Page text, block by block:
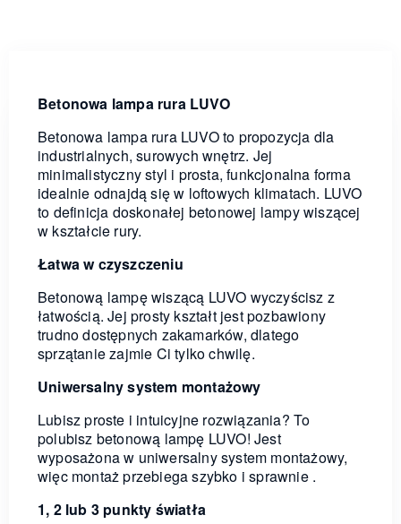
Betonowa lampa rura LUVO
Betonowa lampa rura LUVO to propozycja dla
industrialnych, surowych wnętrz. Jej
minimalistyczny styl i prosta, funkcjonalna forma
idealnie odnajdą się w loftowych klimatach. LUVO
to definicja doskonałej betonowej lampy wiszącej
w kształcie rury.
Łatwa w czyszczeniu
Betonową lampę wiszącą LUVO wyczyścisz z
łatwością. Jej prosty kształt jest pozbawiony
trudno dostępnych zakamarków, dlatego
sprzątanie zajmie Ci tylko chwilę.
Uniwersalny system montażowy
Lubisz proste i intuicyjne rozwiązania? To
polubisz betonową lampę LUVO! Jest
wyposażona w uniwersalny system montażowy,
więc montaż przebiega szybko i sprawnie .
1, 2 lub 3 punkty światła